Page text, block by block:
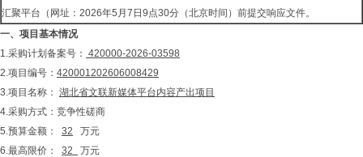
汇聚平台（网址：2026年5月7日9点30分（北京时间）前提交响应文件。
一、项目基本情况
1.采购计划备案号： 420000-2026-03598
2.项目编号： 420001202606008429
3.项目名称： 湖北省文联新媒体平台内容产出项目
4.采购方式：竞争性磋商
5.预算金额： 32 万元
6.最高限价： 32
万元